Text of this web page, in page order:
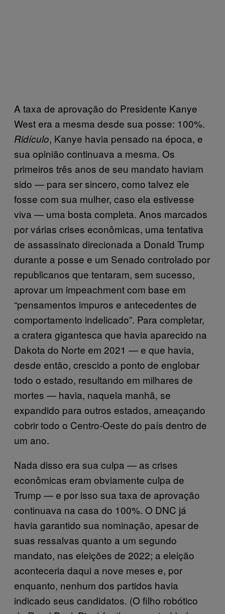
A taxa de aprovação do Presidente Kanye
West era a mesma desde sua posse: 100%.
Ridículo, Kanye havia pensado na época, e
sua opinião continuava a mesma. Os
primeiros três anos de seu mandato haviam
sido — para ser sincero, como talvez ele
fosse com sua mulher, caso ela estivesse
viva — uma bosta completa. Anos marcados
por várias crises econômicas, uma tentativa
de assassinato direcionada a Donald Trump
durante a posse e um Senado controlado por
republicanos que tentaram, sem sucesso,
aprovar um impeachment com base em
“pensamentos impuros e antecedentes de
comportamento indelicado”. Para completar,
a cratera gigantesca que havia aparecido na
Dakota do Norte em 2021 — e que havia,
desde então, crescido a ponto de englobar
todo o estado, resultando em milhares de
mortes — havia, naquela manhã, se
expandido para outros estados, ameaçando
cobrir todo o Centro-Oeste do país dentro de
um ano.
Nada disso era sua culpa — as crises
econômicas eram obviamente culpa de
Trump — e por isso sua taxa de aprovação
continuava na casa do 100%. O DNC já
havia garantido sua nominação, apesar de
suas ressalvas quanto a um segundo
mandato, nas eleições de 2022; a eleição
aconteceria daqui a nove meses e, por
enquanto, nenhum dos partidos havia
indicado seus candidatos. (O filho robótico